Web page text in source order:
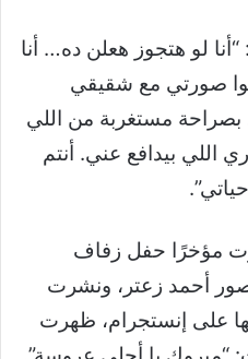
لو هتجوز هعلن ده… أنا
صورتي مع شقيقي
بصراحة مستغربة من اللي
اللي بيدافع عني. أنتم
مؤخرًا حفل زفاف
أحمد زعتر، ونشرت
على إنستجرام، ظهرت